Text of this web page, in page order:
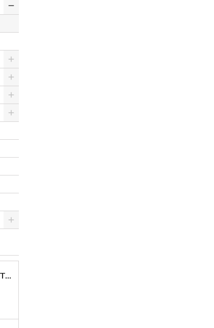
PERSONALIZUOTAS MEDALIS "1" SU GRAVIRUOTU TEKSTU